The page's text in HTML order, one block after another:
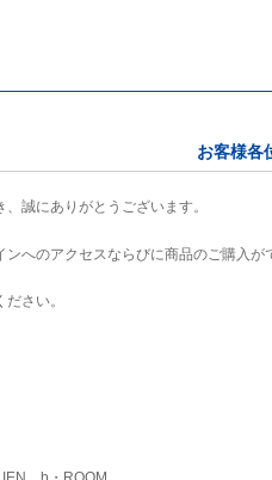
お客様各
誠にありがとうございます。
へのアクセスならびに商品のご購入が
さい。